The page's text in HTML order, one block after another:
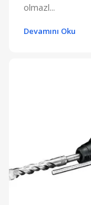
olmazl...
Devamını Oku